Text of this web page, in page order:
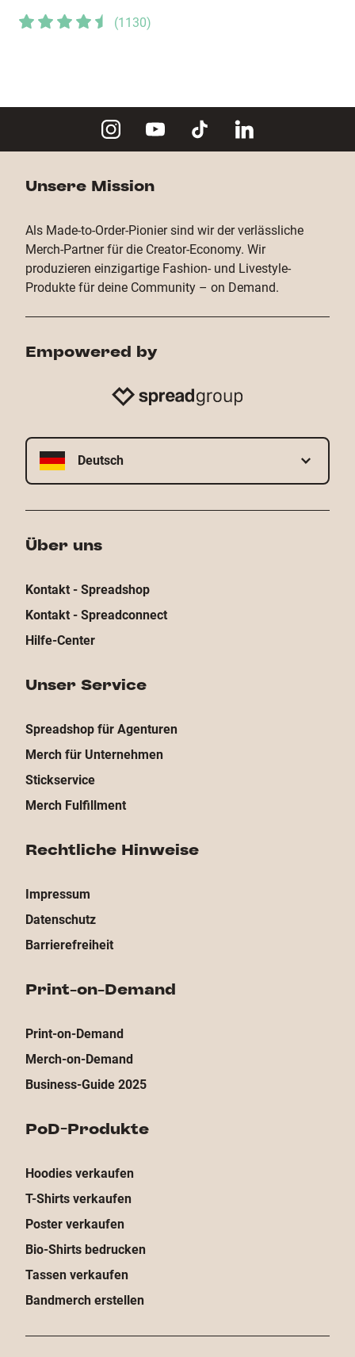
(1130)
Unsere Mission
Als Made-to-Order-Pionier sind wir der verlässliche
Merch-Partner für die Creator-Economy. Wir
produzieren einzigartige Fashion- und Livestyle-
Produkte für deine Community – on Demand.
Empowered by
Deutsch
Über uns
Kontakt - Spreadshop
Kontakt - Spreadconnect
Hilfe-Center
Unser Service
Spreadshop für Agenturen
Merch für Unternehmen
Stickservice
Merch Fulfillment
Rechtliche Hinweise
Impressum
Datenschutz
Barrierefreiheit
Print-on-Demand
Print-on-Demand
Merch-on-Demand
Business-Guide 2025
PoD-Produkte
Hoodies verkaufen
T-Shirts verkaufen
Poster verkaufen
Bio-Shirts bedrucken
Tassen verkaufen
Bandmerch erstellen